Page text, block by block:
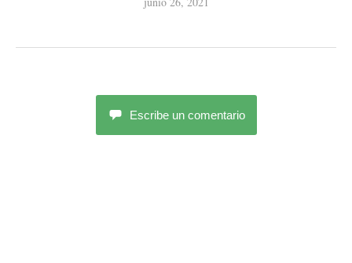
Escribe un comentario